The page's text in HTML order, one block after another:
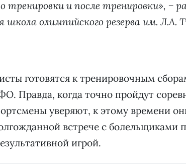
и после тренировки», −
олимпийского резерва им. Л.А.
готовятся к тренировочным
Правда, когда точно пройдут
уверяют, к этому времени
встрече с болельщиками
игрой.